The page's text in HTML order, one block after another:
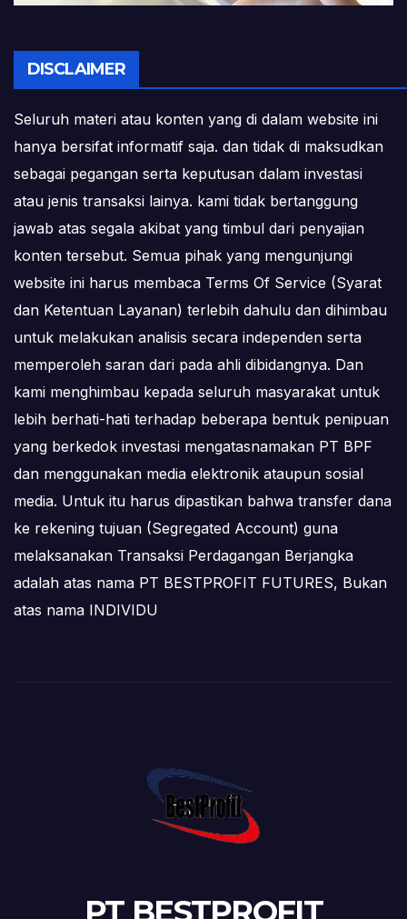
DISCLAIMER
Seluruh materi atau konten yang di dalam website ini
hanya bersifat informatif saja. dan tidak di maksudkan
sebagai pegangan serta keputusan dalam investasi
atau jenis transaksi lainya. kami tidak bertanggung
jawab atas segala akibat yang timbul dari penyajian
konten tersebut. Semua pihak yang mengunjungi
website ini harus membaca Terms Of Service (Syarat
dan Ketentuan Layanan) terlebih dahulu dan dihimbau
untuk melakukan analisis secara independen serta
memperoleh saran dari pada ahli dibidangnya. Dan
kami menghimbau kepada seluruh masyarakat untuk
lebih berhati-hati terhadap beberapa bentuk penipuan
yang berkedok investasi mengatasnamakan PT BPF
dan menggunakan media elektronik ataupun sosial
media. Untuk itu harus dipastikan bahwa transfer dana
ke rekening tujuan (Segregated Account) guna
melaksanakan Transaksi Perdagangan Berjangka
adalah atas nama PT BESTPROFIT FUTURES, Bukan
atas nama INDIVIDU